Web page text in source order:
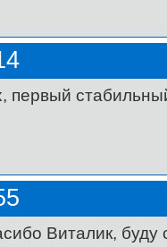
первый
Виталик, буду